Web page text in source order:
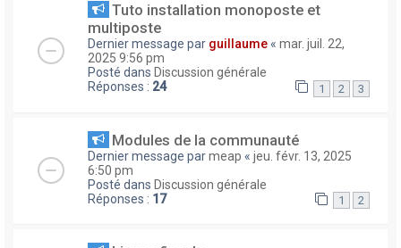
Tuto installation monoposte et
multiposte
Dernier message par guillaume « mar. juil. 22,
2025 9:56 pm
Posté dans Discussion générale
Réponses : 24 1 2 3
Modules de la communauté
Dernier message parmeap « jeu. févr. 13, 2025
6:50 pm
Posté dans Discussion générale
Réponses : 17 1 2